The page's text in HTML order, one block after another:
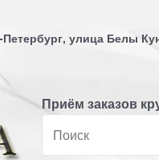
Петербург, улица Белы
Приём заказов